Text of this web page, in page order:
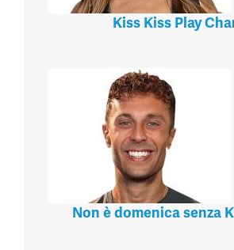
Kiss Kiss Play
Non è domenica senza